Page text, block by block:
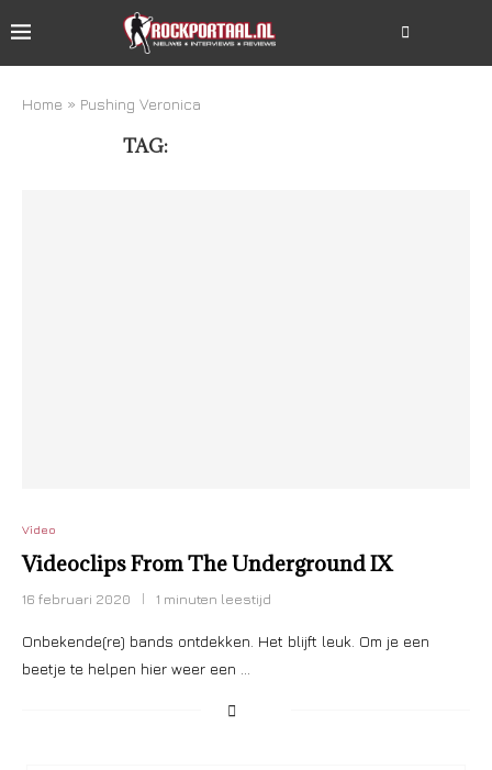
Home » Pushing Veronica
TAG:
Video
Videoclips From The Underground IX
16 februari 2020 1 minuten leestijd
Onbekende(re) bands ontdekken. Het blijft leuk. Om je een
beetje te helpen hier weer een …